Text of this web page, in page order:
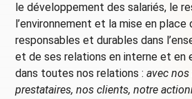
le développement des salariés, le
l’environnement et la mise en place
responsables et durables dans
et de ses relations en interne et en
dans toutes nos relations :avec
prestataires, nos clients, notre